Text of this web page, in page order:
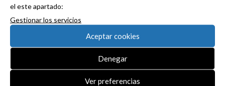
el este apartado:
Gestionar los servicios
Aceptar cookies
Denegar
Ver preferencias
Noticias relacionadas